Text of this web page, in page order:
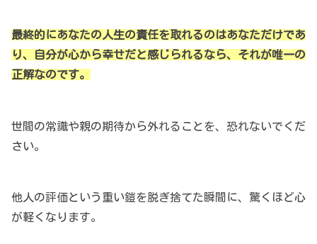
最終的にあなたの人生の責任を取れるのはあなただけであ
り、自分が心から幸せだと感じられるなら、それが唯一の
正解なのです。
世間の常識や親の期待から外れることを、恐れないでくだ
さい。
他人の評価という重い鎧を脱ぎ捨てた瞬間に、驚くほど心
が軽くなります。